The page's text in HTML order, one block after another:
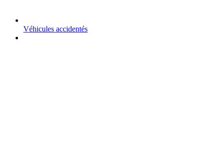
Véhicules accidentés